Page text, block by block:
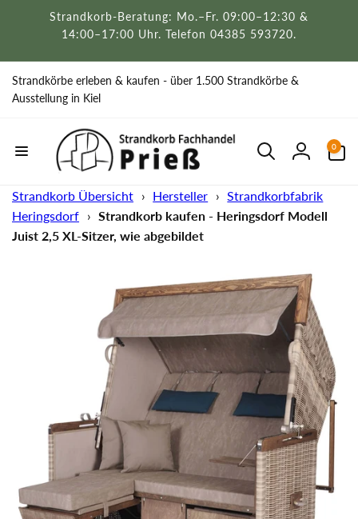
Strandkorb-Beratung: Mo.–Fr. 09:00–12:30 &
14:00–17:00 Uhr. Telefon 04385 593720.
Strandkörbe erleben & kaufen - über 1.500 Strandkörbe &
Ausstellung in Kiel
Einloggen
0
Artikel
Strandkorb Übersicht › Hersteller › Strandkorbfabrik
Heringsdorf › Strandkorb kaufen - Heringsdorf Modell
Juist 2,5 XL-Sitzer, wie abgebildet